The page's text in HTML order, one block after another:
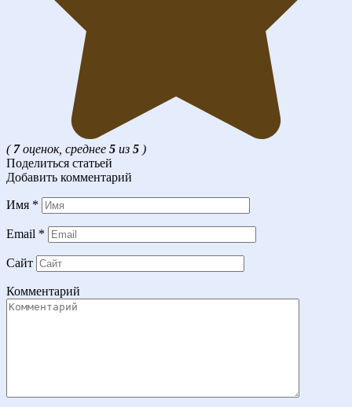
( 7оценок, среднее 5 из 5 )
Поделиться статьей
Добавить комментарий
Имя *
Email *
Сайт
Комментарий